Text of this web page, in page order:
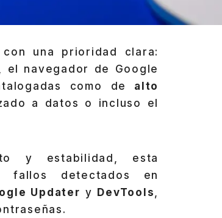
una prioridad clara:
el navegador de Google
como de
alto
a datos o incluso el
y estabilidad, esta
fallos detectados en
Updater y DevTools